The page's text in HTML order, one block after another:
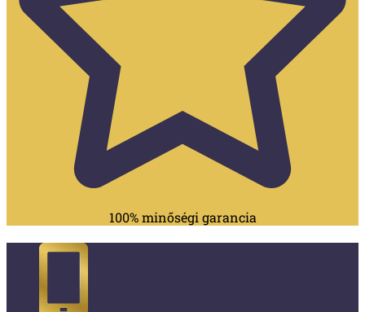
100% minőségi garancia